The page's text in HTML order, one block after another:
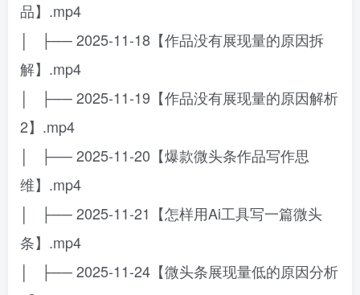
品】.mp4
│ ├── 2025-11-18【作品没有展现量的原因拆
解】.mp4
│ ├── 2025-11-19【作品没有展现量的原因解析
2】.mp4
│ ├── 2025-11-20【爆款微头条作品写作思
维】.mp4
│ ├── 2025-11-21【怎样用Ai工具写一篇微头
条】.mp4
│ ├── 2025-11-24【微头条展现量低的原因分析